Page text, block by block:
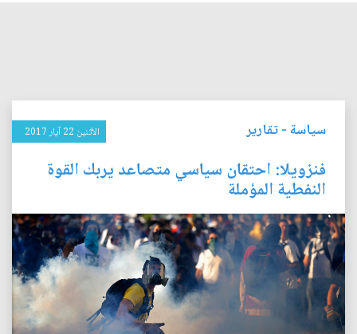
سياسة-تقارير الأثنين 22 آيار 2017
فنزويلا: احتقان سياسي متصاعد يربك القوة
النفطية المؤملة